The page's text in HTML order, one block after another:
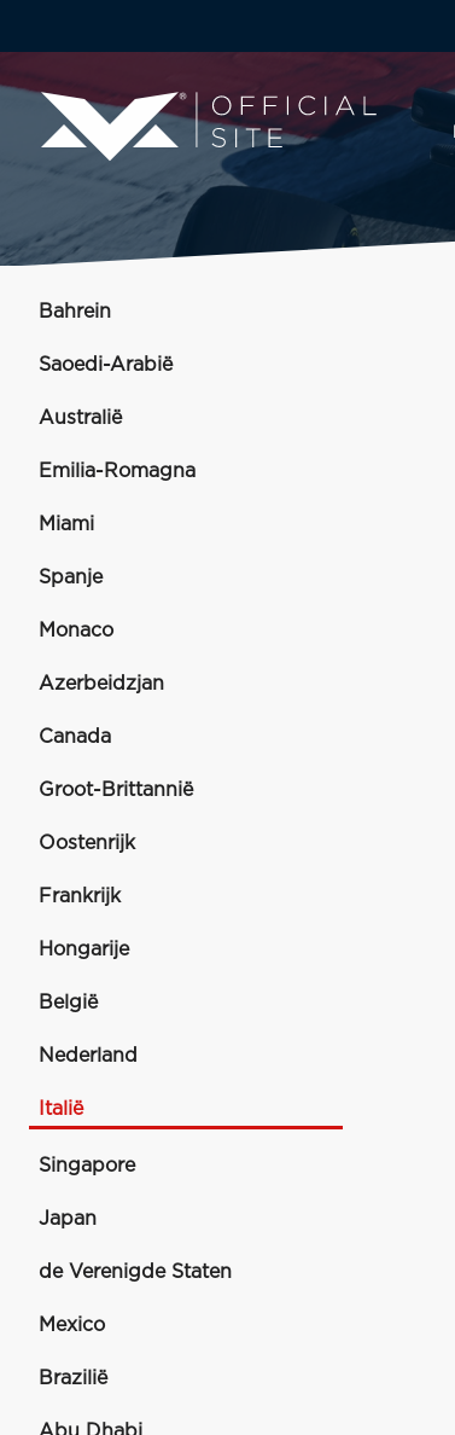
Bahrein
Saoedi-Arabië
Australië
Emilia-Romagna
Miami
Spanje
Monaco
Azerbeidzjan
Canada
Groot-Brittannië
Oostenrijk
Frankrijk
Hongarije
België
Nederland
Italië
Singapore
Japan
de Verenigde Staten
Mexico
Brazilië